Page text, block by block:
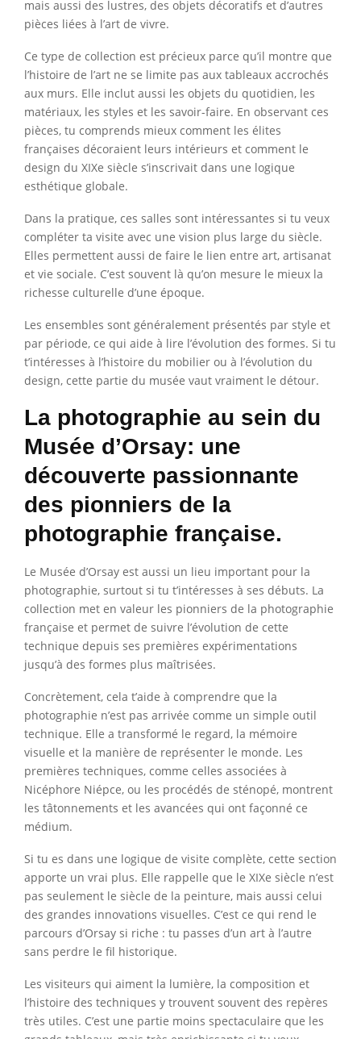
mais aussi des lustres, des objets décoratifs et d’autres
pièces liées à l’art de vivre.
Ce type de collection est précieux parce qu’il montre que
l’histoire de l’art ne se limite pas aux tableaux accrochés
aux murs. Elle inclut aussi les objets du quotidien, les
matériaux, les styles et les savoir-faire. En observant ces
pièces, tu comprends mieux comment les élites
françaises décoraient leurs intérieurs et comment le
design du XIXe siècle s’inscrivait dans une logique
esthétique globale.
Dans la pratique, ces salles sont intéressantes si tu veux
compléter ta visite avec une vision plus large du siècle.
Elles permettent aussi de faire le lien entre art, artisanat
et vie sociale. C’est souvent là qu’on mesure le mieux la
richesse culturelle d’une époque.
Les ensembles sont généralement présentés par style et
par période, ce qui aide à lire l’évolution des formes. Si tu
t’intéresses à l’histoire du mobilier ou à l’évolution du
design, cette partie du musée vaut vraiment le détour.
La photographie au sein du
Musée d’Orsay: une
découverte passionnante
des pionniers de la
photographie française.
Le Musée d’Orsay est aussi un lieu important pour la
photographie, surtout si tu t’intéresses à ses débuts. La
collection met en valeur les pionniers de la photographie
française et permet de suivre l’évolution de cette
technique depuis ses premières expérimentations
jusqu’à des formes plus maîtrisées.
Concrètement, cela t’aide à comprendre que la
photographie n’est pas arrivée comme un simple outil
technique. Elle a transformé le regard, la mémoire
visuelle et la manière de représenter le monde. Les
premières techniques, comme celles associées à
Nicéphore Niépce, ou les procédés de sténopé, montrent
les tâtonnements et les avancées qui ont façonné ce
médium.
Si tu es dans une logique de visite complète, cette section
apporte un vrai plus. Elle rappelle que le XIXe siècle n’est
pas seulement le siècle de la peinture, mais aussi celui
des grandes innovations visuelles. C’est ce qui rend le
parcours d’Orsay si riche : tu passes d’un art à l’autre
sans perdre le fil historique.
Les visiteurs qui aiment la lumière, la composition et
l’histoire des techniques y trouvent souvent des repères
très utiles. C’est une partie moins spectaculaire que les